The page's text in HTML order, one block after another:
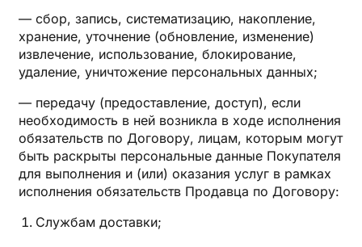
— сбор, запись, систематизацию, накопление,
хранение, уточнение (обновление, изменение)
извлечение, использование, блокирование,
удаление, уничтожение персональных данных;
— передачу (предоставление, доступ), если
необходимость в ней возникла в ходе исполнения
обязательств по Договору, лицам, которым могут
быть раскрыты персональные данные Покупателя
для выполнения и (или) оказания услуг в рамках
исполнения обязательств Продавца по Договору:
Службам доставки;